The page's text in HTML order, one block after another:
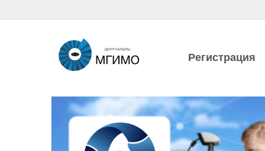
Регистрация